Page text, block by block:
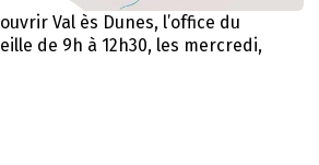
Val ès Dunes, l’office du
de 9h à 12h30, les mercredi,